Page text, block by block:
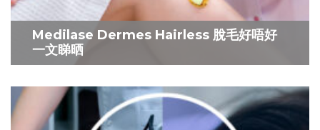
Medilase Dermes Hairless 脫毛好唔好
一文睇晒